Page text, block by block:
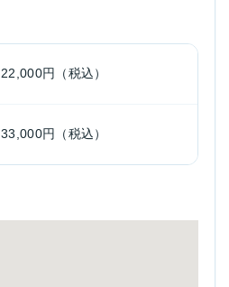
22,000円（税込）
33,000円（税込）